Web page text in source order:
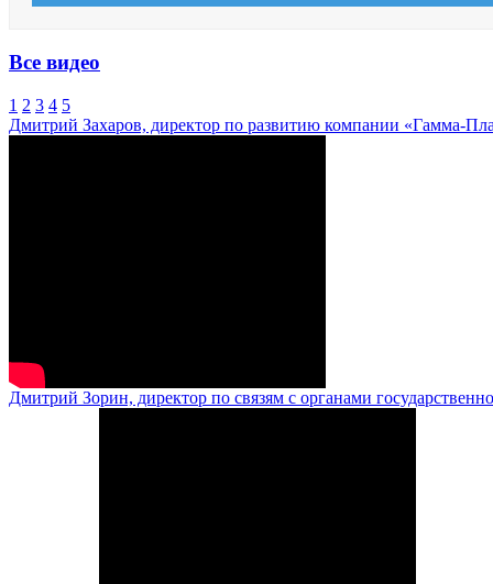
Все видео
1 2 3 4 5
Дмитрий Захаров, директор по развитию компании «Гамма-
Дмитрий Зорин, директор по связям с органами